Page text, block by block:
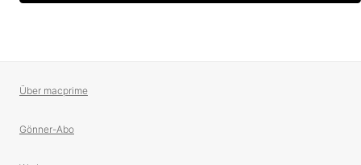
Über macprime
Gönner-Abo